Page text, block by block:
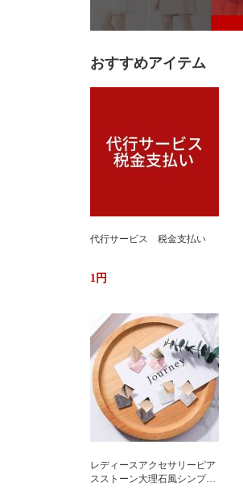
おすすめアイテム
代行サービス 税金支払い
1円
レディースアクセサリーピア
スストーン大理石風シンプル